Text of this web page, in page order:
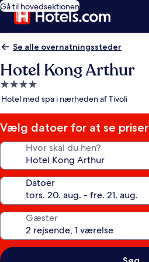
Gå til hovedsektionen
Se alle overnatningssteder
Hotel Kong Arthur
4.0-
stjernet
Hotel med spa i nærheden af Tivoli
Vælg datoer for at se priser
Hvor skal du hen?
Datoer
Gæster